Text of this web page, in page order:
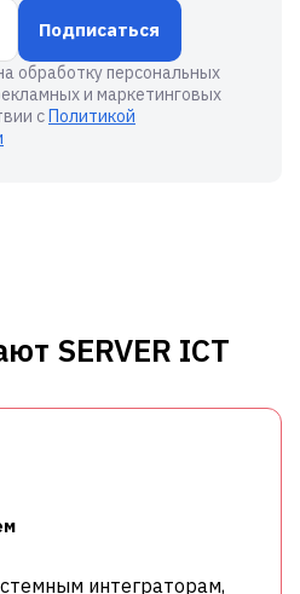
Подписаться
обработку персональных
и маркетинговых
сПолитикой
SERVER ICT
интеграторам,